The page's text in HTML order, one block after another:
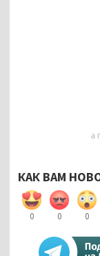
КАК ВАМ
0 0 0